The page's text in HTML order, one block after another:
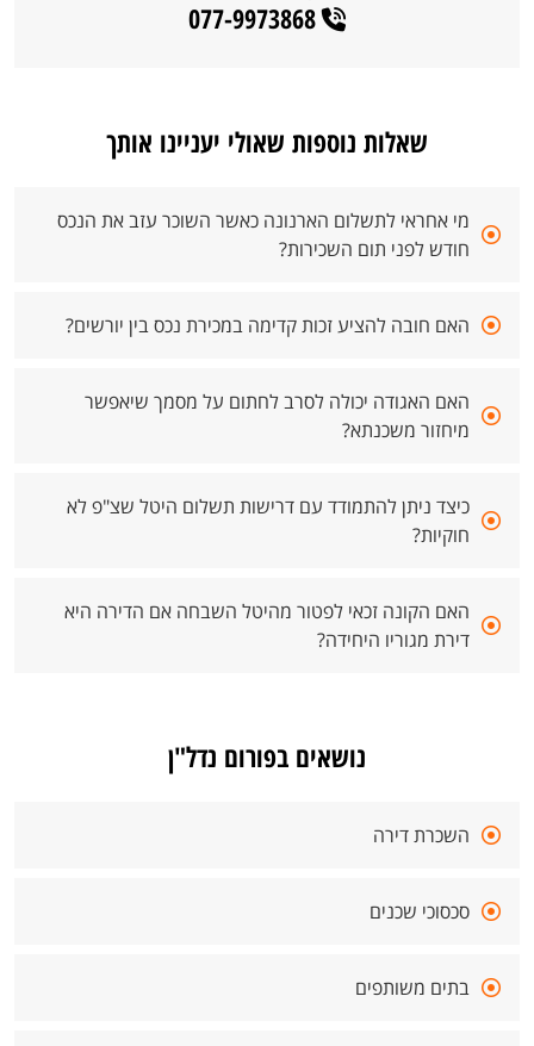
077-9973868
שאלות נוספות שאולי יעניינו אותך
מי אחראי לתשלום הארנונה כאשר השוכר עזב את הנכס
חודש לפני תום השכירות?
האם חובה להציע זכות קדימה במכירת נכס בין יורשים?
האם האגודה יכולה לסרב לחתום על מסמך שיאפשר
מיחזור משכנתא?
כיצד ניתן להתמודד עם דרישות תשלום היטל שצ"פ לא
חוקיות?
האם הקונה זכאי לפטור מהיטל השבחה אם הדירה היא
דירת מגוריו היחידה?
נושאים בפורום נדל"ן
השכרת דירה
סכסוכי שכנים
בתים משותפים